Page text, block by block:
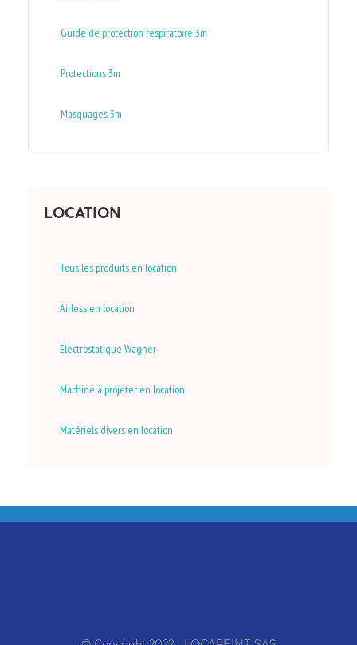
Guide de protection respiratoire 3m
Protections 3m
Masquages 3m
LOCATION
Tous les produits en location
Airless en location
Electrostatique Wagner
Machine à projeter en location
Matériels divers en location